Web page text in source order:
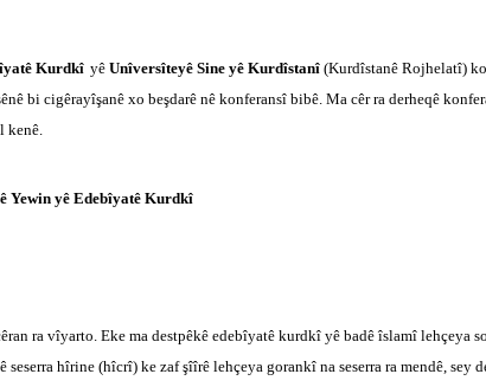
Kurdkî yê Unîversîteyê Sine yê Kurdîstanî (Kurdîstanê Rojhelatî)
bi cigêrayîşanê xo beşdarê nê konferansî bibê. Ma cêr ra derheqê
kenê.
Yewin yê Edebîyatê Kurdkî
ra vîyarto. Eke ma destpêkê edebîyatê kurdkî yê badê îslamî lehçeya
seserra hîrine (hîcrî) ke zaf şîîrê lehçeya gorankî na seserra ra mendê, sey